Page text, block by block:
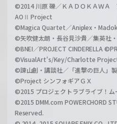
©2014 川原 礫／ＫＡＤＯＫＡＷＡ
AOⅡ Project
©Magica Quartet／Aniplex・
©矢吹健太朗・長谷見沙貴／集英社
©BNEI／PROJECT CINDERELLA
©VisualArt's/Key/Charlotte
©諫山創・講談社／「進撃の巨人」
©Project シンフォギアＧＸ
©2015 プロジェクトラブライブ！ム
©2015 DMM.com POWERCHORD
Reserved.